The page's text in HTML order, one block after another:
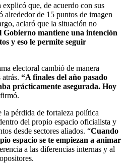
que, de acuerdo con sus
de 15 puntos de imagen
aclaró que la situación no
Gobierno mantiene una intención
y eso le permite seguir
electoral cambió de manera
“A finales del año pasado
prácticamente asegurada. Hoy
pérdida de fortaleza política
del propio espacio oficialista y
desde sectores aliados. “Cuando
espacio se te empiezan a animar
a las diferencias internas y al